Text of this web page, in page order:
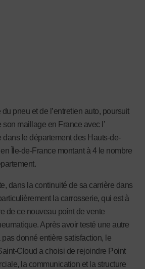
pneu et de l’entretien auto, poursuit
son maillage en France avec l’
dans le département des Hauts-de-
Île-de-France montant à 4 le nombre
dans la continuité de sa carrière dans
la carrosserie, qui est à
de ce nouveau point de vente
Après avoir testé une autre
donné entière satisfaction, le
Cloud a choisi de rejoindre Point
la communication et la structure